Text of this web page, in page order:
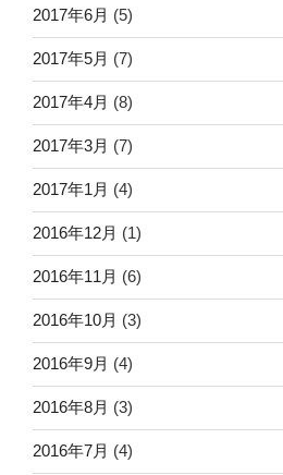
2017年6月 (5)
2017年5月 (7)
2017年4月 (8)
2017年3月 (7)
2017年1月 (4)
2016年12月 (1)
2016年11月 (6)
2016年10月 (3)
2016年9月 (4)
2016年8月 (3)
2016年7月 (4)